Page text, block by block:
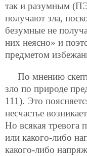
так и разумным
получают зла,
безумные не
них неясно» и
предметом
По мнению
зло по природе
111). Это
несчастье
Но всякая тревога
или какого-либо
какого-либо